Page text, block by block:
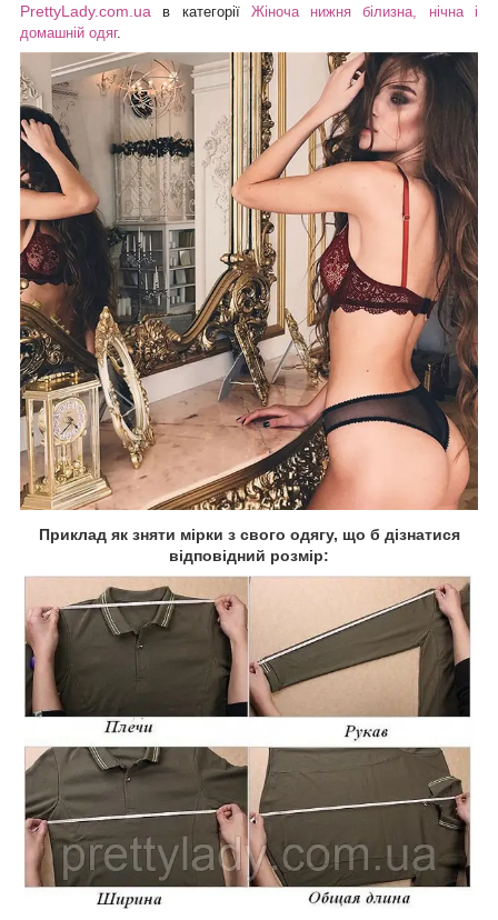
PrettyLady.com.ua в категорії Жіноча нижня білизна, нічна і
домашній одяг.
Приклад як зняти мірки з свого одягу, що б дізнатися
відповідний розмір: